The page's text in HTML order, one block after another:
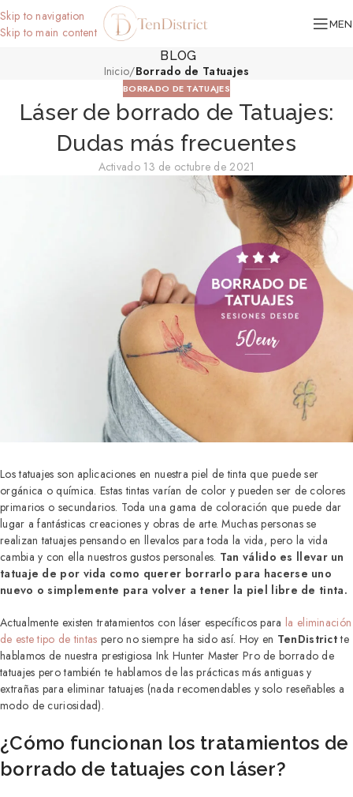
Skip to navigation
Skip to main content
BLOG
Inicio/Borrado de Tatuajes
BORRADO DE TATUAJES
Láser de borrado de Tatuajes:
Dudas más frecuentes
Activado 13 de octubre de 2021
Los tatuajes son aplicaciones en nuestra piel de tinta que puede ser
orgánica o química. Estas tintas varían de color y pueden ser de colores
primarios o secundarios. Toda una gama de coloración que puede dar
lugar a fantásticas creaciones y obras de arte. Muchas personas se
realizan tatuajes pensando en llevalos para toda la vida, pero la vida
cambia y con ella nuestros gustos personales. Tan válido es llevar un
tatuaje de por vida como querer borrarlo para hacerse uno
nuevo o simplemente para volver a tener la piel libre de tinta.
Actualmente existen tratamientos con láser específicos para la eliminación
de este tipo de tintas pero no siempre ha sido así. Hoy en TenDistrictte
hablamos de nuestra prestigiosa Ink Hunter Master Pro de borrado de
tatuajes pero también te hablamos de las prácticas más antiguas y
extrañas para eliminar tatuajes (nada recomendables y solo reseñables a
modo de curiosidad).
¿Cómo funcionan los tratamientos de
borrado de tatuajes con láser?